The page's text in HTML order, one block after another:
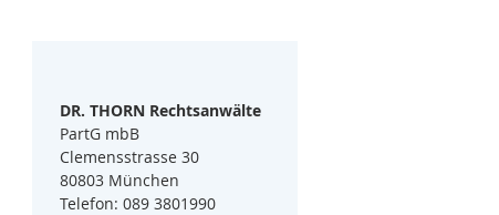
DR. THORN Rechtsanwälte
PartG mbB
Clemensstrasse 30
80803 München
Telefon: 089 3801990